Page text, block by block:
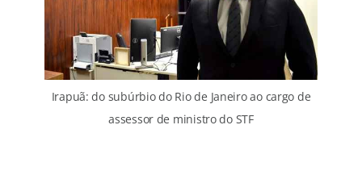
Irapuã: do subúrbio do Rio de Janeiro ao cargo de
assessor de ministro do STF